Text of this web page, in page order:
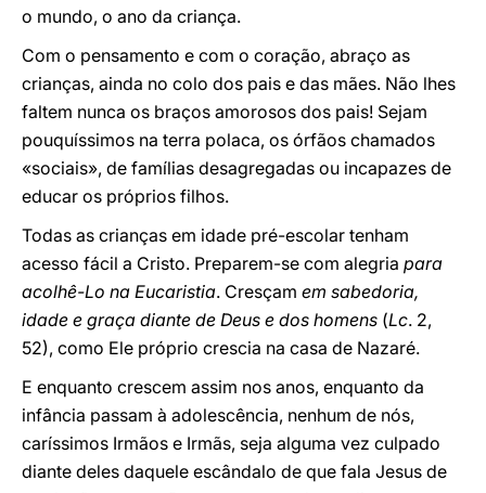
o mundo, o ano da criança.
Com o pensamento e com o coração, abraço as
crianças, ainda no colo dos pais e das mães. Não lhes
faltem nunca os braços amorosos dos pais! Sejam
pouquíssimos na terra polaca, os órfãos chamados
«sociais», de famílias desagregadas ou incapazes de
educar os próprios filhos.
Todas as crianças em idade pré-escolar tenham
acesso fácil a Cristo. Preparem-se com alegria para
acolhê-Lo na Eucaristia. Cresçam em sabedoria,
idade e graça diante de Deus e dos homens (Lc. 2,
52), como Ele próprio crescia na casa de Nazaré.
E enquanto crescem assim nos anos, enquanto da
infância passam à adolescência, nenhum de nós,
caríssimos Irmãos e Irmãs, seja alguma vez culpado
diante deles daquele escândalo de que fala Jesus de